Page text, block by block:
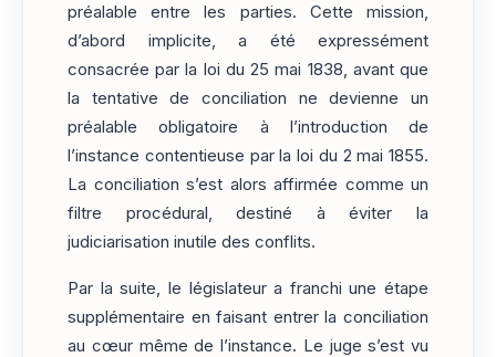
préalable entre les parties. Cette mission,
d’abord implicite, a été expressément
consacrée par la loi du 25 mai 1838, avant que
la tentative de conciliation ne devienne un
préalable obligatoire à l’introduction de
l’instance contentieuse par la loi du 2 mai 1855.
La conciliation s’est alors affirmée comme un
filtre procédural, destiné à éviter la
judiciarisation inutile des conflits.
Par la suite, le législateur a franchi une étape
supplémentaire en faisant entrer la conciliation
au cœur même de l’instance. Le juge s’est vu